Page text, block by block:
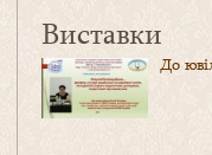
Виставки
До